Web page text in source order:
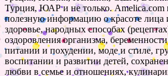
Турция, ЮАР и не только.
полезную информацию о красоте лица
здоровье, народных способах
оздоровления организма,
питании и похудении, моде и стиле,
воспитании и развитии детей,
любви в семье и отношениях,